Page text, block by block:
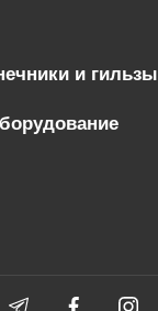
и гильзы